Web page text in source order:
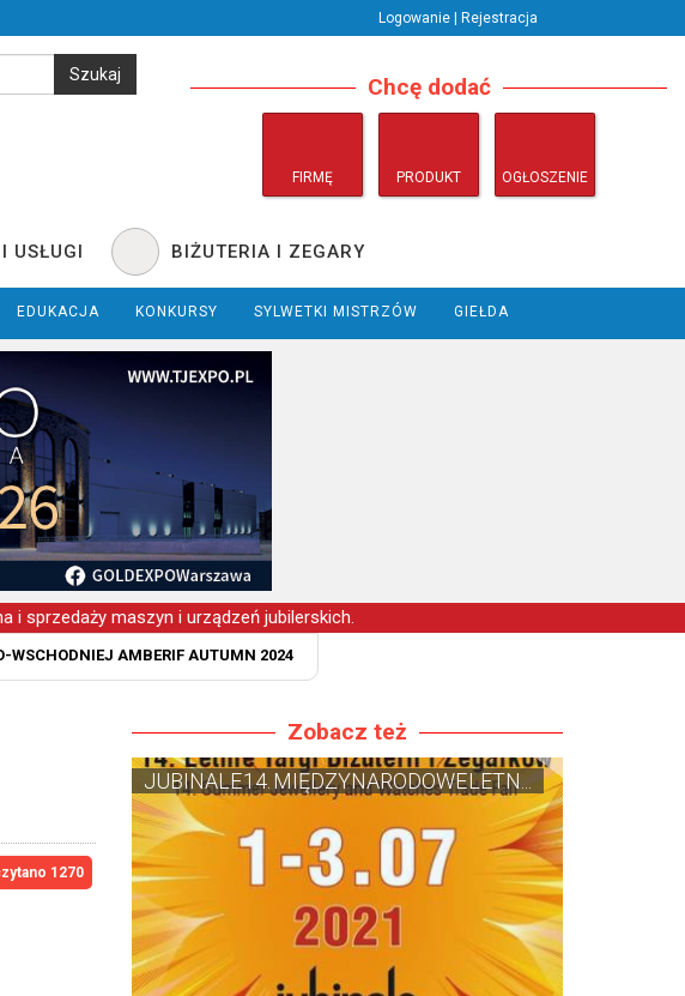
Logowanie | Rejestracja
Chcę dodać
FIRMĘ PRODUKT OGŁOSZENIE
USŁUGI BIŻUTERIA I ZEGARY
EDUKACJA KONKURSY SYLWETKI MISTRZÓW GIEŁDA
i sprzedaży maszyn i urządzeń jubilerskich.
WSCHODNIEJ AMBERIF AUTUMN 2024
1270
Zobacz też
JUBINALE 14. MIĘDZYNARODOWE LETN...